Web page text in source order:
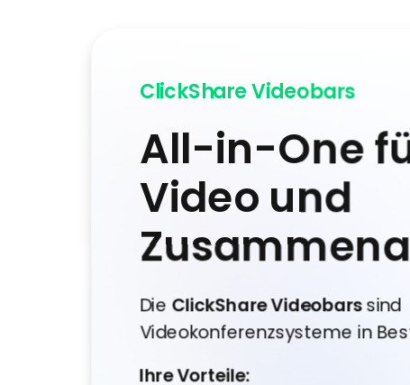
ClickShare Videobars
All-in-One
Video und
Die ClickShare Videobarssind
Videokonferenzsysteme in
Ihre Vorteile: